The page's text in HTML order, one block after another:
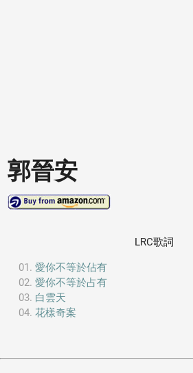
郭晉安
LRC歌詞
愛你不等於佔有
愛你不等於占有
白雲天
花樣奇案